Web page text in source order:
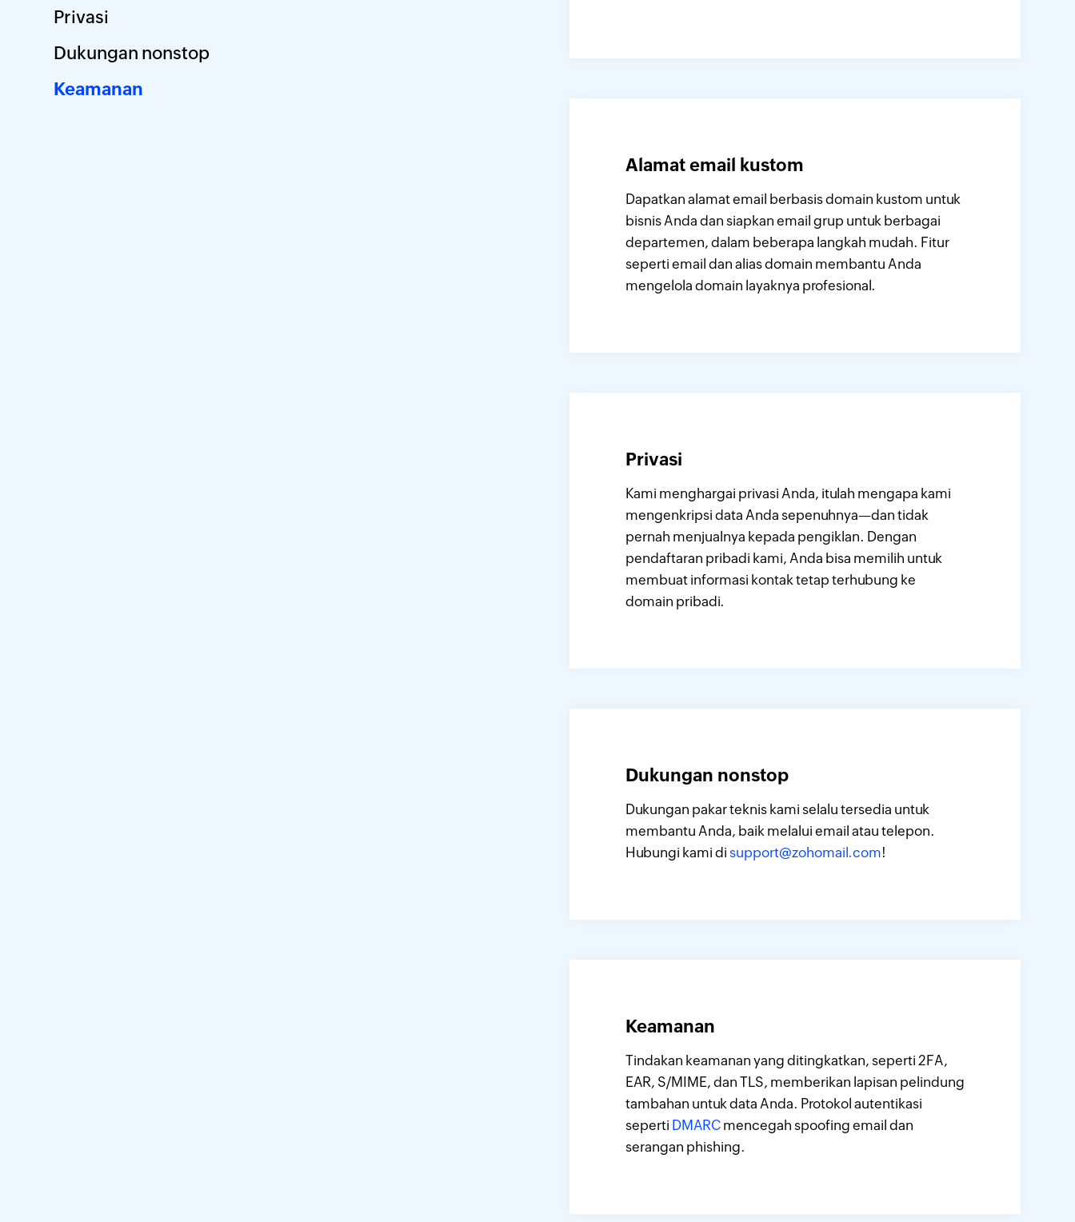
Privasi
Dukungan nonstop
Keamanan
Alamat email kustom
Dapatkan alamat email berbasis domain kustom untuk
bisnis Anda dan siapkan email grup untuk berbagai
departemen, dalam beberapa langkah mudah. Fitur
seperti email dan alias domain membantu Anda
mengelola domain layaknya profesional.
Privasi
Kami menghargai privasi Anda, itulah mengapa kami
mengenkripsi data Anda sepenuhnya—dan tidak
pernah menjualnya kepada pengiklan. Dengan
pendaftaran pribadi kami, Anda bisa memilih untuk
membuat informasi kontak tetap terhubung ke
domain pribadi.
Dukungan nonstop
Dukungan pakar teknis kami selalu tersedia untuk
membantu Anda, baik melalui email atau telepon.
Hubungi kami di support@zohomail.com!
Keamanan
Tindakan keamanan yang ditingkatkan, seperti 2FA,
EAR, S/MIME, dan TLS, memberikan lapisan pelindung
tambahan untuk data Anda. Protokol autentikasi
seperti DMARCmencegah spoofing email dan
serangan phishing.